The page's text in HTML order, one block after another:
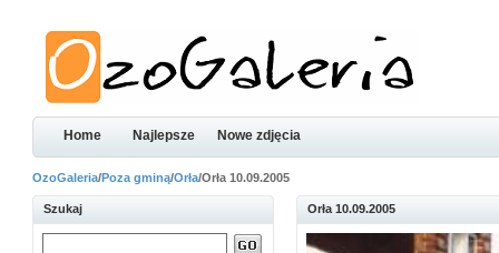
Home Najlepsze Nowe zdjęcia
OzoGaleria/Poza gminą/Orła/Orła 10.09.2005
Szukaj Orła 10.09.2005